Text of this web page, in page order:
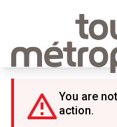
You are
action.